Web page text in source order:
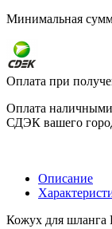
Минимальная
Оплата при
Оплата наличными
СДЭК вашего
Описание
Кожух для шланга